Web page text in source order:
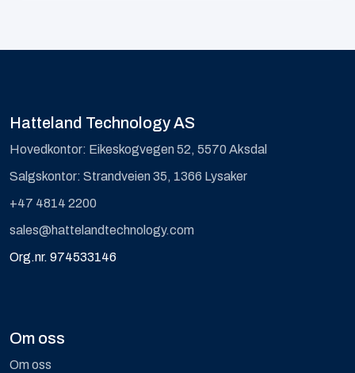
Hatteland Technology AS
Hovedkontor: Eikeskogvegen 52, 5570 Aksdal
Salgskontor: Strandveien 35, 1366 Lysaker
+47 4814 2200
sales@hattelandtechnology.com
Org.nr. 974533146
Om oss
Om oss